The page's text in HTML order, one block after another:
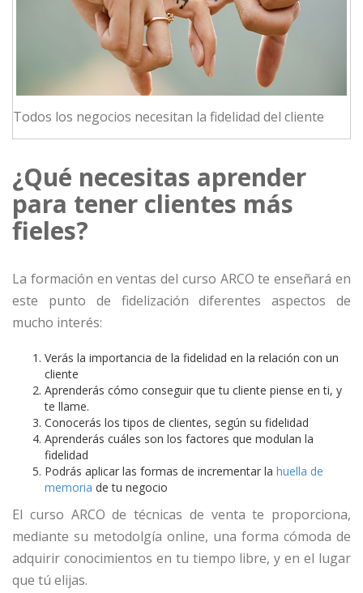
Todos los negocios necesitan la fidelidad del cliente
¿Qué necesitas aprender
para tener clientes más
fieles?
La formación en ventas del curso ARCO te enseñará en
este punto de fidelización diferentes aspectos de
mucho interés:
Verás la importancia de la fidelidad en la relación con un
cliente
Aprenderás cómo conseguir que tu cliente piense en ti, y
te llame.
Conocerás los tipos de clientes, según su fidelidad
Aprenderás cuáles son los factores que modulan la
fidelidad
Podrás aplicar las formas de incrementar la huella de
memoria de tu negocio
El curso ARCO de técnicas de venta te proporciona,
mediante su metodolgía online, una forma cómoda de
adquirir conocimientos en tu tiempo libre, y en el lugar
que tú elijas.